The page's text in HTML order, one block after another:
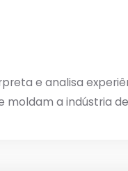
e analisa
moldam a indústria